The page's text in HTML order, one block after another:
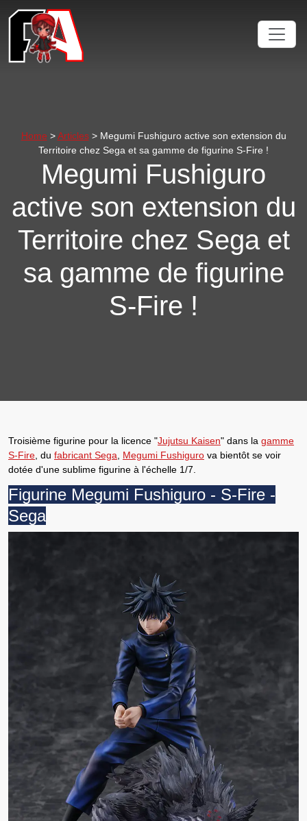
Home >Articles> Megumi Fushiguro active son extension du
Territoire chez Sega et sa gamme de figurine S-Fire !
Megumi Fushiguro
active son extension du
Territoire chez Sega et
sa gamme de figurine
S-Fire !
Troisième figurine pour la licence "Jujutsu Kaisen" dans la gamme
S-Fire , du fabricant Sega Megumi Fushiguro va bientôt se voir
dotée d'une sublime figurine à l'échelle 1/7
Figurine Megumi Fushiguro - S-Fire -
Sega